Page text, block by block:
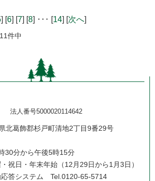
] [6] [7] [8] ･･･ [14] [次へ]
件中
法人番号5000020114642
北葛飾郡杉戸町清地2丁目9番29号
30分から午後5時15分
祝日・年末年始（12月29日から1月3日）
応答システム Tel.0120-65-5714